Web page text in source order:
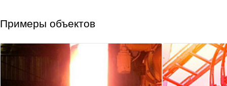
Примеры объектов